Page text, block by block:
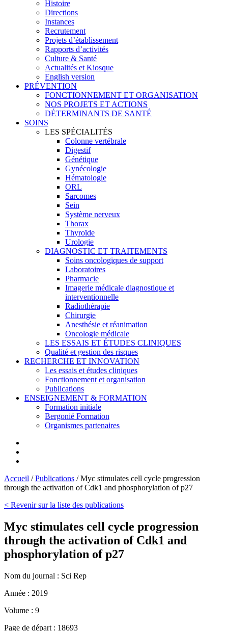
Histoire
Directions
Instances
Recrutement
Projets d’établissement
Rapports d’activités
Culture & Santé
Actualités et Kiosque
English version
PRÉVENTION
FONCTIONNEMENT ET ORGANISATION
NOS PROJETS ET ACTIONS
DÉTERMINANTS DE SANTÉ
SOINS
LES SPÉCIALITÉS
Colonne vertébrale
Digestif
Génétique
Gynécologie
Hématologie
ORL
Sarcomes
Sein
Système nerveux
Thorax
Thyroïde
Urologie
DIAGNOSTIC ET TRAITEMENTS
Soins oncologiques de support
Laboratoires
Pharmacie
Imagerie médicale diagnostique et
interventionnelle
Radiothérapie
Chirurgie
Anesthésie et réanimation
Oncologie médicale
LES ESSAIS ET ÉTUDES CLINIQUES
Qualité et gestion des risques
RECHERCHE ET INNOVATION
Les essais et études cliniques
Fonctionnement et organisation
Publications
ENSEIGNEMENT & FORMATION
Formation initiale
Bergonié Formation
Organismes partenaires
Accueil /Publications /Myc stimulates cell cycle progression
through the activation of Cdk1 and phosphorylation of p27
< Revenir sur la liste des publications
Myc stimulates cell cycle progression
through the activation of Cdk1 and
phosphorylation of p27
Nom du journal : Sci Rep
Année : 2019
Volume : 9
Page de départ : 18693